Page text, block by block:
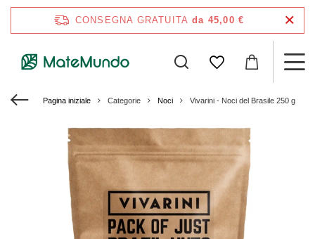
CONSEGNA GRATUITA da 45,00 €
Pagina iniziale Categorie Noci Vivarini - Noci del Brasile 250 g